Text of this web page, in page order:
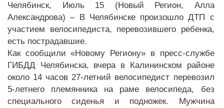
Челябинск, Июль 15 (Новый Регион, Алла
Александрова) – В Челябинске произошло ДТП с
участием велосипедиста, перевозившего ребенка,
есть пострадавшие.
Как сообщили «Новому Региону» в пресс-службе
ГИБДД Челябинска, вчера в Калининском районе
около 14 часов 27-летний велосипедист перевозил
5-летнего племянника на раме велосипеда, без
специального сиденья и подножек. Мужчина